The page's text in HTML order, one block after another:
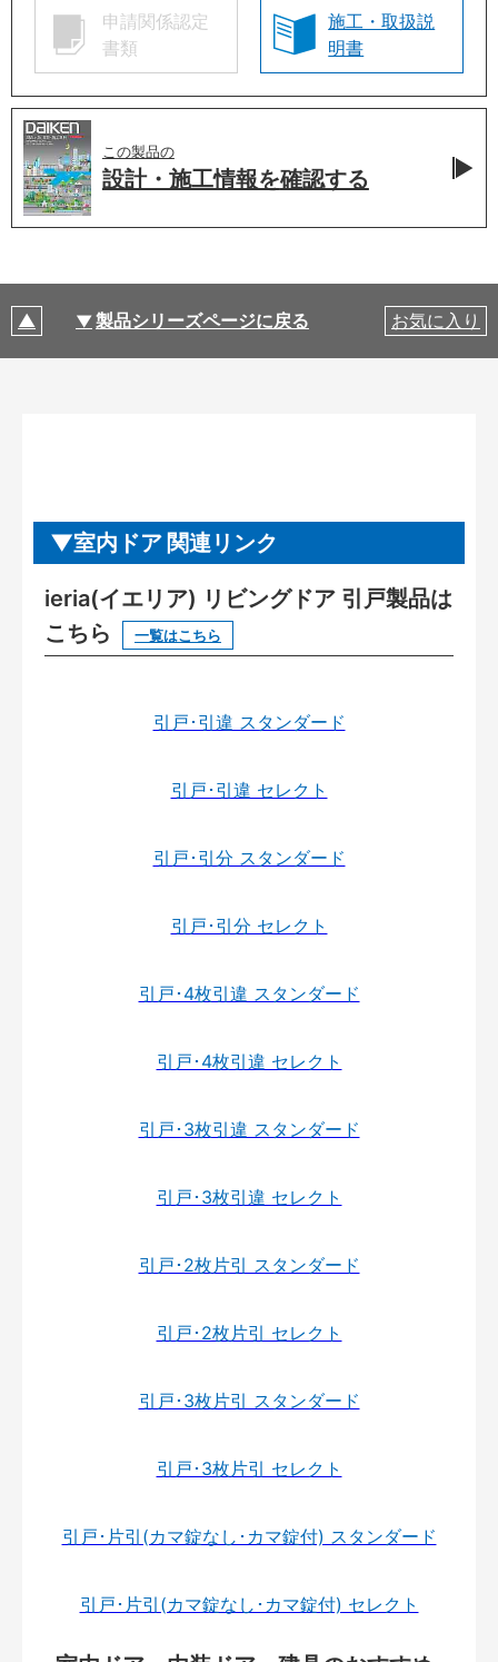
申請関係認定
書類
施工・取扱説
明書
この製品の
設計・施工情報を確認する
製品シリーズページに戻る お気に入り
室内ドア 関連リンク
ieria(イエリア) リビングドア 引戸製品は
こちら
一覧はこちら
引戸･引違 スタンダード
引戸･引違 セレクト
引戸･引分 スタンダード
引戸･引分 セレクト
引戸･4枚引違 スタンダード
引戸･4枚引違 セレクト
引戸･3枚引違 スタンダード
引戸･3枚引違 セレクト
引戸･2枚片引 スタンダード
引戸･2枚片引 セレクト
引戸･3枚片引 スタンダード
引戸･3枚片引 セレクト
引戸･片引(カマ錠なし･カマ錠付) スタンダード
引戸･片引(カマ錠なし･カマ錠付) セレクト